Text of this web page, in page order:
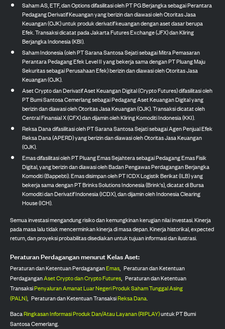
Saham AS, ETF, dan Options difasilitasi oleh PT PG Berjangka sebagai Perantara
Pedagang Derivatif Keuangan yang berizin dan diawasi oleh Otoritas Jasa
Keuangan (OJK) untuk produk derivatif keuangan dengan aset dasar berupa
Efek. Transaksi dicatat pada Jakarta Futures Exchange (JFX) dan Kliring
Berjangka Indonesia (KBI).
Saham Indonesia (oleh PT Sarana Santosa Sejati sebagai Mitra Pemasaran
Perantara Pedagang Efek Level II yang bekerja sama dengan PT Pluang Maju
Sekuritas sebagai Perusahaan Efek) berizin dan diawasi oleh Otoritas Jasa
Keuangan (OJK).
Aset Crypto dan Derivatif Aset Keuangan Digital (Crypto Futures) difasilitasi oleh
PT Bumi Santosa Cemerlang sebagai Pedagang Aset Keuangan Digital yang
berizin dan diawasi oleh Otoritas Jasa Keuangan (OJK). Transaksi dicatat oleh
Central Finansial X (CFX) dan dijamin oleh Kliring Komoditi Indonesia (KKI).
Reksa Dana difasilitasi oleh PT Sarana Santosa Sejati sebagai Agen Penjual Efek
Reksa Dana (APERD) yang berizin dan diawasi oleh Otoritas Jasa Keuangan
(OJK).
Emas difasilitasi oleh PT Pluang Emas Sejahtera sebagai Pedagang Emas Fisik
Digital, yang berizin dan diawasi oleh Badan Pengawas Perdagangan Berjangka
Komoditi (Bappebti). Emas disimpan oleh PT ICDX Logistik Berikat (ILB) yang
bekerja sama dengan PT Brinks Solutions Indonesia (Brink's), dicatat di Bursa
Komoditi dan Derivatif Indonesia (ICDX), dan dijamin oleh Indonesia Clearing
House (ICH).
Semua investasi mengandung risiko dan kemungkinan kerugian nilai investasi. Kinerja
pada masa lalu tidak mencerminkan kinerja di masa depan. Kinerja historikal, expected
return, dan proyeksi probabilitas disediakan untuk tujuan informasi dan ilustrasi.
Peraturan Perdagangan menurut Kelas Aset:
Peraturan dan Ketentuan PerdaganganEmas, Peraturan dan Ketentuan
PerdaganganAset Crypto dan Crypto Futures, Peraturan dan Ketentuan
TransaksiPenyaluran Amanat Luar Negeri Produk Saham Tunggal Asing
(PALN), Peraturan dan Ketentuan TransaksiReksa Dana.
BacaRingkasan Informasi Produk Dan/Atau Layanan (RIPLAY)untuk PT Bumi
Santosa Cemerlang.